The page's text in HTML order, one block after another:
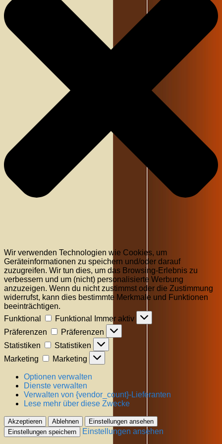
Wir verwenden Technologien wie Cookies, um
Geräteinformationen zu speichern und/oder darauf
zuzugreifen. Wir tun dies, um das Browsing-Erlebnis zu
verbessern und um (nicht) personalisierte Werbung
anzuzeigen. Wenn du nicht zustimmst oder die Zustimmung
widerrufst, kann dies bestimmte Merkmale und Funktionen
beeinträchtigen.
Funktional
Funktional
Immer aktiv
Präferenzen
Präferenzen
Statistiken
Statistiken
Marketing
Marketing
Optionen verwalten
Dienste verwalten
Verwalten von {vendor_count}-Lieferanten
Lese mehr über diese Zwecke
Akzeptieren Ablehnen
Einstellungen ansehen
Einstellungen speichern
Einstellungen ansehen